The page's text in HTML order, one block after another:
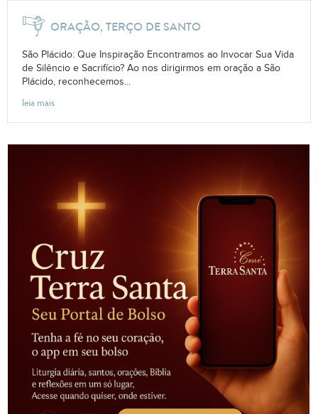
ORAÇÃO, TERÇO DE SANTO
São Plácido: Que Inspiração Encontramos ao Invocar Sua Vida
de Silêncio e Sacrifício? Ao nos dirigirmos em oração a São
Plácido, reconhecemos...
leia mais